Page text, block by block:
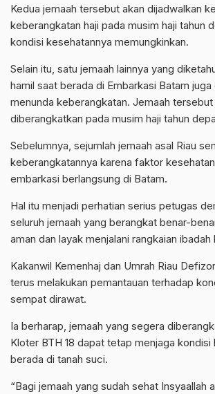
Kedua jemaah tersebut akan dijadwalkan
keberangkatan haji pada musim haji tahun
kondisi kesehatannya memungkinkan.
Selain itu, satu jemaah lainnya yang
hamil saat berada di Embarkasi Batam juga
menunda keberangkatan. Jemaah
diberangkatkan pada musim haji tahun
Sebelumnya, sejumlah jemaah asal Riau
keberangkatannya karena faktor
embarkasi berlangsung di Batam.
Hal itu menjadi perhatian serius petugas
seluruh jemaah yang berangkat benar-
aman dan layak menjalani rangkaian ibadah
Kakanwil Kemenhaj dan Umrah Riau
terus melakukan pemantauan terhadap
sempat dirawat.
Ia berharap, jemaah yang segera
Kloter BTH 18 dapat tetap menjaga kondisi
berada di tanah suci.
“Bagi jemaah yang sudah sehat Insyaallah